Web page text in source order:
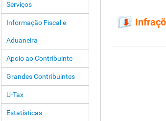
Serviços
Informação Fiscal e
Aduaneira
Apoio ao Contribuinte
Grandes Contribuintes
U-Tax
Estatísticas